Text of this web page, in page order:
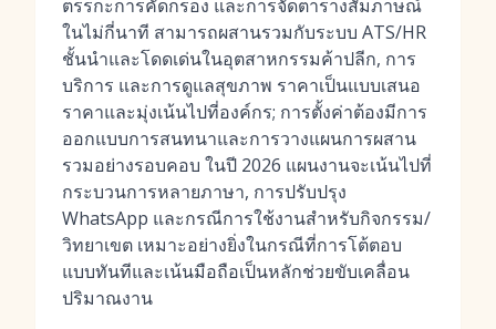
ตรรกะการคัดกรอง และการจัดตารางสัมภาษณ์
ในไม่กี่นาที สามารถผสานรวมกับระบบ ATS/HR
ชั้นนำและโดดเด่นในอุตสาหกรรมค้าปลีก, การ
บริการ และการดูแลสุขภาพ ราคาเป็นแบบเสนอ
ราคาและมุ่งเน้นไปที่องค์กร; การตั้งค่าต้องมีการ
ออกแบบการสนทนาและการวางแผนการผสาน
รวมอย่างรอบคอบ ในปี 2026 แผนงานจะเน้นไปที่
กระบวนการหลายภาษา, การปรับปรุง
WhatsApp และกรณีการใช้งานสำหรับกิจกรรม/
วิทยาเขต เหมาะอย่างยิ่งในกรณีที่การโต้ตอบ
แบบทันทีและเน้นมือถือเป็นหลักช่วยขับเคลื่อน
ปริมาณงาน